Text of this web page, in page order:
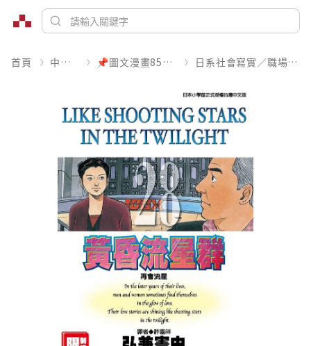
首頁 中文書 📌圖文漫畫85折起 日系社會寫實／職場職人